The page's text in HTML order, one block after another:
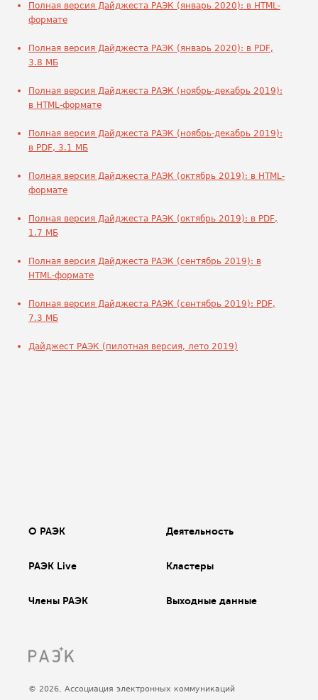
Полная версия Дайджеста РАЭК (январь 2020): в HTML-
формате
Полная версия Дайджеста РАЭК (январь 2020): в PDF,
3.8 МБ
Полная версия Дайджеста РАЭК (ноябрь-декабрь 2019):
в HTML-формате
Полная версия Дайджеста РАЭК (ноябрь-декабрь 2019):
в PDF, 3.1 МБ
Полная версия Дайджеста РАЭК (октябрь 2019): в HTML-
формате
Полная версия Дайджеста РАЭК (октябрь 2019): в PDF,
1.7 МБ
Полная версия Дайджеста РАЭК (сентябрь 2019): в
HTML-формате
Полная версия Дайджеста РАЭК (сентябрь 2019): PDF,
7.3 МБ
Дайджест РАЭК (пилотная версия, лето 2019)
О РАЭК Деятельность
РАЭК Live Кластеры
Члены РАЭК Выходные данные
© 2026, Ассоциация электронных коммуникаций